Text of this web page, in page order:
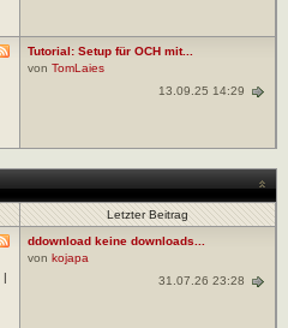
Tutorial: Setup für OCH mit...
von TomLaies
13.09.25 14:29
Letzter Beitrag
|
ddownload keine downloads...
von kojapa
31.07.26 23:28